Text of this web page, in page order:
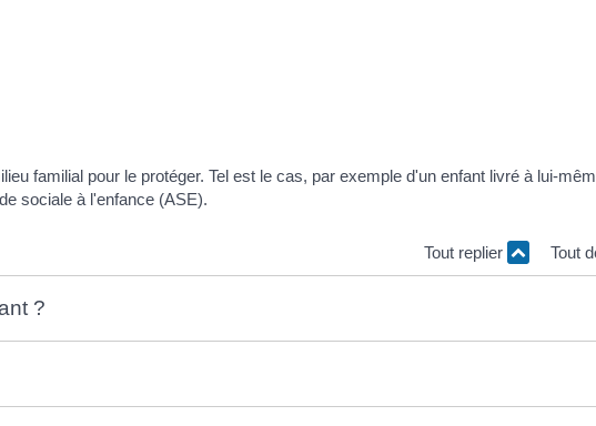
familial pour le protéger. Tel est le cas, par exemple d'un enfant livré à lui-
sociale à l'enfance (ASE).
Tout replier Tout
?